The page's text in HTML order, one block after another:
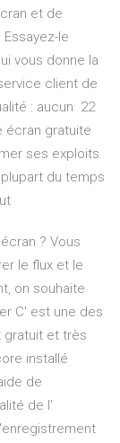
et de
le
vous donne la
client de
: aucun 22
écran gratuite
ses exploits
du temps
? Vous
le flux et le
on souhaite
C' est une des
gratuit et très
installé
de
de l'